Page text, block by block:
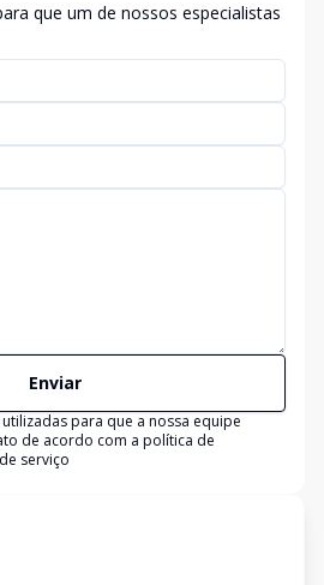
que um de nossos especialistas
Enviar
para que a nossa equipe
de acordo com a política de
serviço